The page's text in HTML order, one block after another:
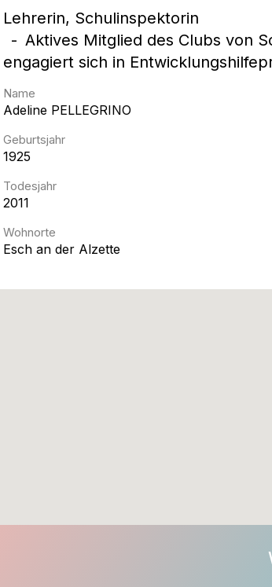
Lehrerin, Schulinspektorin
Aktives Mitglied des Clubs von
engagiert sich in
Name
Adeline PELLEGRINO
Geburtsjahr
1925
Todesjahr
2011
Wohnorte
Esch an der Alzette